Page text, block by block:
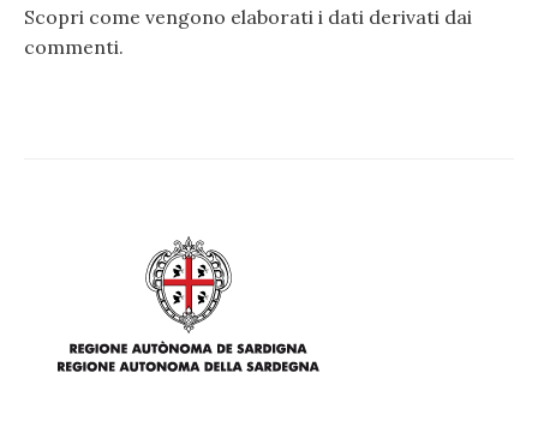
Scopri come vengono elaborati i dati derivati dai
commenti.